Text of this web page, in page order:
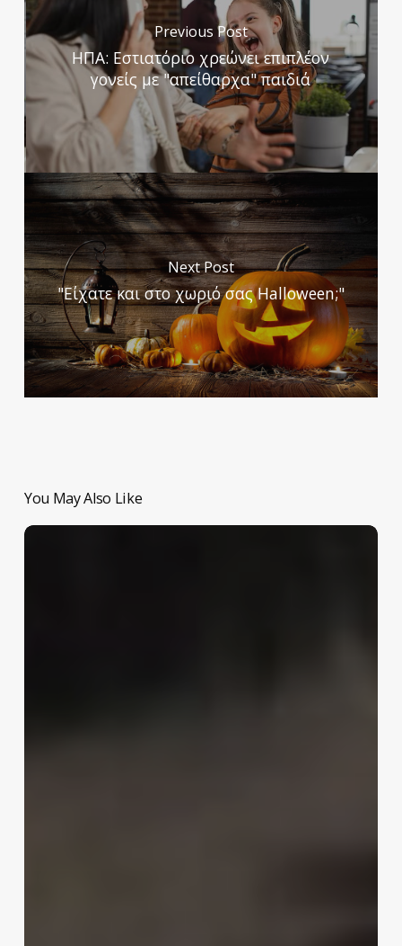
Previous Post
ΗΠΑ: Εστιατόριο χρεώνει επιπλέον
γονείς με "απείθαρχα" παιδιά
Next Post
"Είχατε και στο χωριό σας Halloween;"
You May Also Like